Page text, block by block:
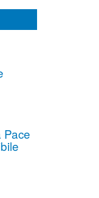
Pace